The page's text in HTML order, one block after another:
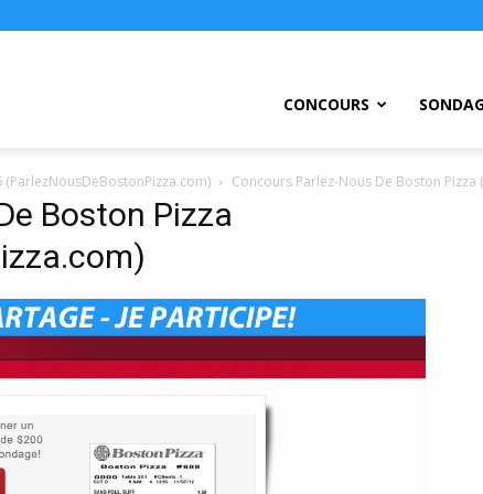
CONCOURS
Concours Parlez-Nous De Boston
Boston Pizza